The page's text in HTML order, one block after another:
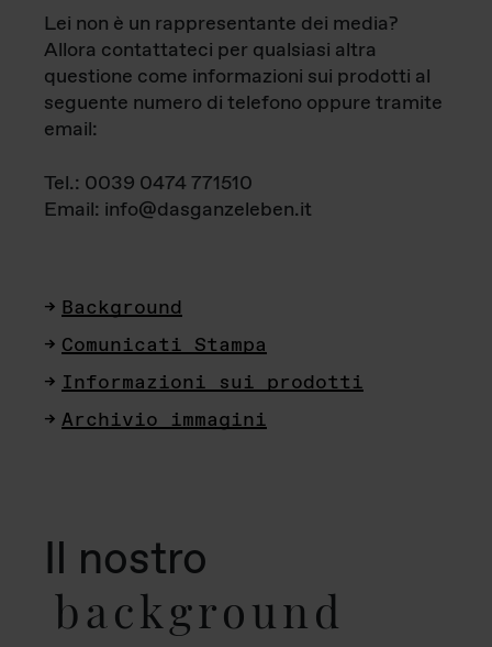
Lei non è un rappresentante dei media?
Allora contattateci per qualsiasi altra
questione come informazioni sui prodotti al
seguente numero di telefono oppure tramite
email:
Tel.: 0039 0474 771510
Email: info@dasganzeleben.it
Background
Comunicati Stampa
Informazioni sui prodotti
Archivio immagini
Il nostro
background